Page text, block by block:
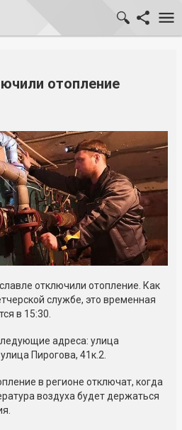
отопление
отключили отопление. Как
службе, это временная
в 15:30.
адреса: улица
Пирогова, 41к.2.
в регионе отключат, когда
воздуха будет держаться